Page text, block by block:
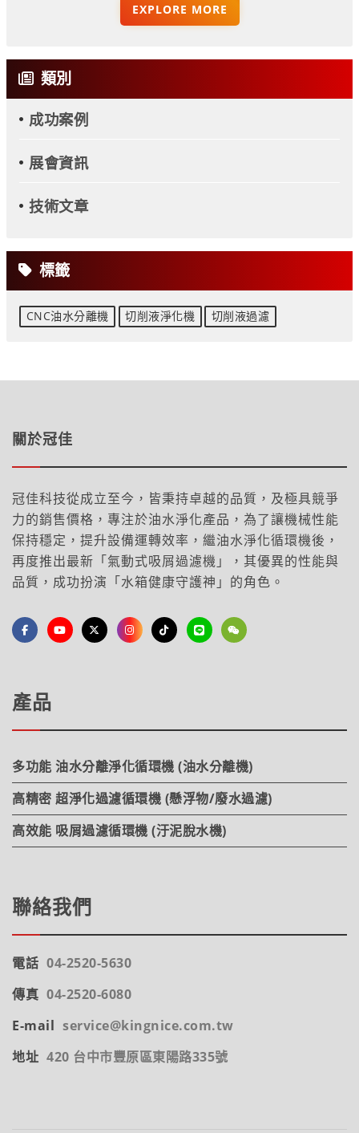
EXPLORE MORE
類別
成功案例
展會資訊
技術文章
標籤
CNC油水分離機 切削液淨化機 切削液過濾
關於冠佳
冠佳科技從成立至今，皆秉持卓越的品質，及極具競爭
力的銷售價格，專注於油水淨化產品，為了讓機械性能
保持穩定，提升設備運轉效率，繼油水淨化循環機後，
再度推出最新「氣動式吸屑過濾機」，其優異的性能與
品質，成功扮演「水箱健康守護神」的角色。
產品
多功能 油水分離淨化循環機 (油水分離機)
高精密 超淨化過濾循環機 (懸浮物/廢水過濾)
高效能 吸屑過濾循環機 (汙泥脫水機)
聯絡我們
電話 04-2520-5630
傳真 04-2520-6080
E-mail service@kingnice.com.tw
地址 420 台中市豐原區東陽路335號